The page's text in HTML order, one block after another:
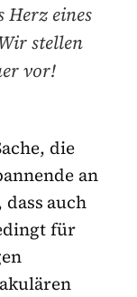
Herz eines
stellen
vor!
die
an
auch
für